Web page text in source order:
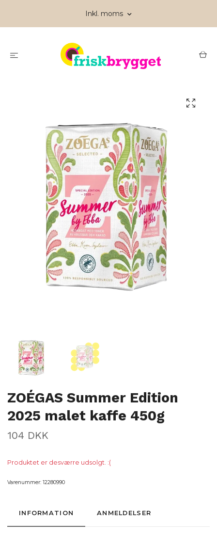
Inkl. moms
ZOÉGAS Summer Edition
2025 malet kaffe 450g
104 DKK
Produktet er desværre udsolgt. :(
Varenummer: 12280990
INFORMATION ANMELDELSER